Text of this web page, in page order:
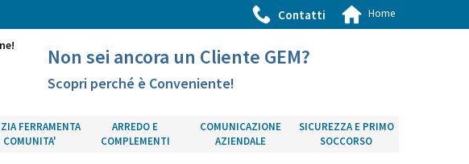
Contatti Home
Non sei ancora un Cliente GEM?
Scopri perché è Conveniente!
FERRAMENTA
COMUNITA'
ARREDO E
COMPLEMENTI
COMUNICAZIONE
AZIENDALE
SICUREZZA E PRIMO
SOCCORSO